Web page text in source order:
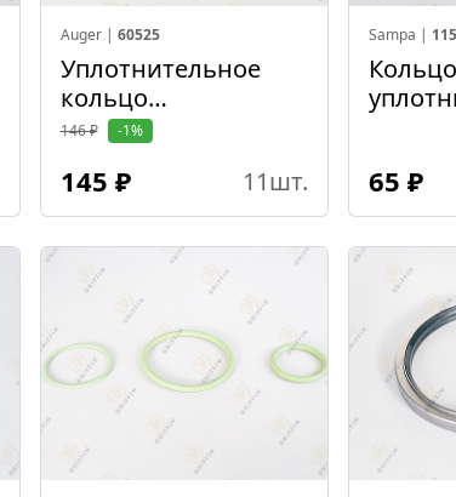
Auger | 60525
Уплотнительное
кольцо
139,3*5,7*150,7
146 ₽ -1%
145 ₽ 11шт.
Sampa |
Кольцо
65 ₽